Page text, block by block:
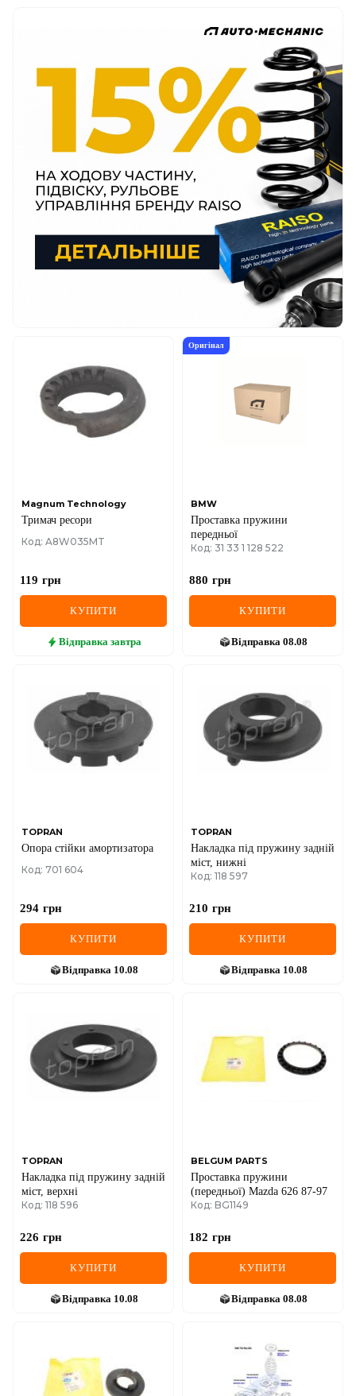
Magnum Technology
Тримач ресори
Код: A8W035MT
119 грн
КУПИТИ
Відправка завтра
Оригінал
BMW
Проставка пружини
передньої
Код: 31 33 1 128 522
880 грн
КУПИТИ
Відправка 08.08
TOPRAN
Опора стійки амортизатора
Код: 701 604
294 грн
КУПИТИ
Відправка 10.08
TOPRAN
Накладка пiд пружину заднiй
мiст, нижнi
Код: 118 597
210 грн
КУПИТИ
Відправка 10.08
TOPRAN
Накладка пiд пружину заднiй
мiст, верхнi
Код: 118 596
226 грн
КУПИТИ
Відправка 10.08
BELGUM PARTS
Проставка пружини
(передньої) Mazda 626 87-97
Код: BG1149
182 грн
КУПИТИ
Відправка 08.08